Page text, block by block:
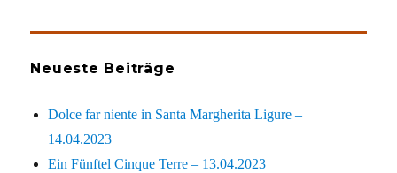
Neueste Beiträge
Dolce far niente in Santa Margherita Ligure –
14.04.2023
Ein Fünftel Cinque Terre – 13.04.2023